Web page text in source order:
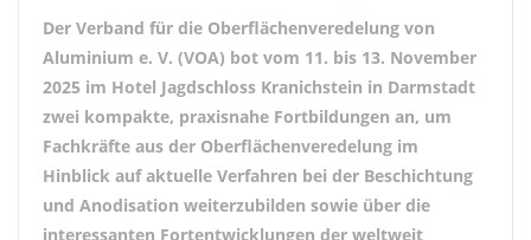
Der Verband für die Oberflächenveredelung von
Aluminium e. V. (VOA) bot vom 11. bis 13. November
2025 im Hotel Jagdschloss Kranichstein in Darmstadt
zwei kompakte, praxisnahe Fortbildungen an, um
Fachkräfte aus der Oberflächenveredelung im
Hinblick auf aktuelle Verfahren bei der Beschichtung
und Anodisation weiterzubilden sowie über die
interessanten Fortentwicklungen der weltweit